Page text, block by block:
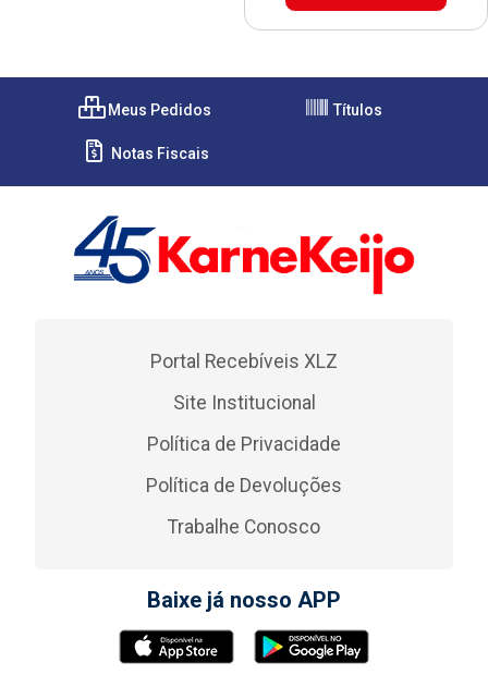
Meus Pedidos Títulos
Notas Fiscais
Portal Recebíveis XLZ
Site Institucional
Política de Privacidade
Política de Devoluções
Trabalhe Conosco
Baixe já nosso APP